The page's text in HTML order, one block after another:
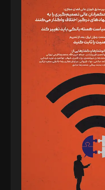
یسنا امان‌پور، سروش کرمیان،
فکرانه، فائزه فتحی
لطفی زاده